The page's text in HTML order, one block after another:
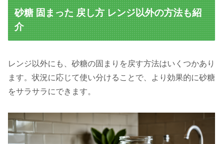
砂糖 固まった 戻し方 レンジ以外の方法も紹
介
レンジ以外にも、砂糖の固まりを戻す方法はいくつかあり
ます。状況に応じて使い分けることで、より効果的に砂糖
をサラサラにできます。